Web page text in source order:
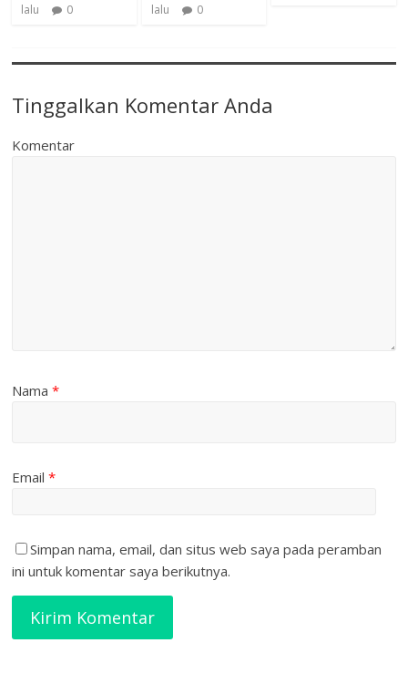
lalu
0
lalu
0
Tinggalkan Komentar Anda
Komentar
Nama*
Email*
Simpan nama, email, dan situs web saya pada peramban
ini untuk komentar saya berikutnya.